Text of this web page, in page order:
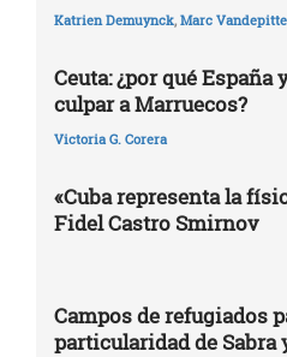
Katrien Demuynck, Marc Vandepitte
Ceuta: ¿por qué España
culpar a Marruecos?
Victoria G. Corera
«Cuba representa la
Fidel Castro Smirnov
Campos de refugiados
particularidad de Sabra